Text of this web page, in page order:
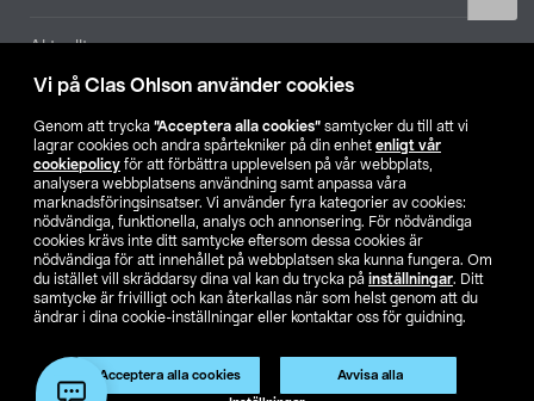
Vi på Clas Ohlson använder cookies
Genom att trycka ”Acceptera alla cookies” samtycker du till att vi
lagrar cookies och andra spårtekniker på din enhet enligt vår
cookiepolicy för att förbättra upplevelsen på vår webbplats,
analysera webbplatsens användning samt anpassa våra
marknadsföringsinsatser. Vi använder fyra kategorier av cookies:
nödvändiga, funktionella, analys och annonsering. För nödvändiga
cookies krävs inte ditt samtycke eftersom dessa cookies är
nödvändiga för att innehållet på webbplatsen ska kunna fungera. Om
du istället vill skräddarsy dina val kan du trycka på inställningar. Ditt
samtycke är frivilligt och kan återkallas när som helst genom att du
ändrar i dina cookie-inställningar eller kontaktar oss för guidning.
Acceptera alla cookies Avvisa alla
Aktuellt
Hitta butik
SE NO FI
Köpvillkor Privacy statement Klubbvillkor
För företag